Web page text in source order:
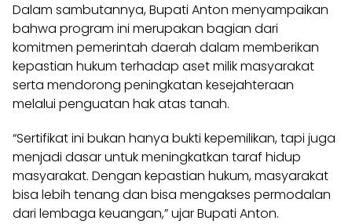
Dalam sambutannya, Bupati Anton menyampaikan
bahwa program ini merupakan bagian dari
komitmen pemerintah daerah dalam memberikan
kepastian hukum terhadap aset milik masyarakat
serta mendorong peningkatan kesejahteraan
melalui penguatan hak atas tanah.
“Sertifikat ini bukan hanya bukti kepemilikan, tapi juga
menjadi dasar untuk meningkatkan taraf hidup
masyarakat. Dengan kepastian hukum, masyarakat
bisa lebih tenang dan bisa mengakses permodalan
dari lembaga keuangan,” ujar Bupati Anton.